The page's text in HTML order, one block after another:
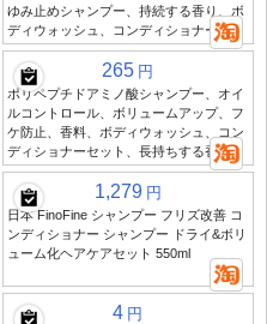
ゆみ止めシャンプー、持続する香り、ボ
ディウォッシュ、コンディショナー
265 円
ポリペプチドアミノ酸シャンプー、オイ
ルコントロール、ボリュームアップ、フ
ケ防止、香料、ボディウォッシュ、コン
ディショナーセット、長持ちする香水
1,279 円
日本 FinoFine シャンプー フリズ改善 コ
ンディショナー シャンプー ドライ&ボリ
ューム化ヘアケアセット 550ml
4 円